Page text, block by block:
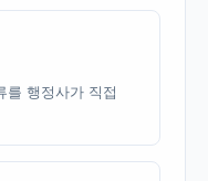
를 행정사가 직접